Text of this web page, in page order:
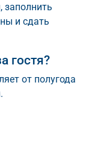
заполнить
и сдать
гостя?
от полугода